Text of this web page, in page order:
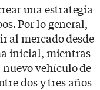
una estrategia
Por lo general,
al mercado desde
inicial, mientras
vehículo de
dos y tres años